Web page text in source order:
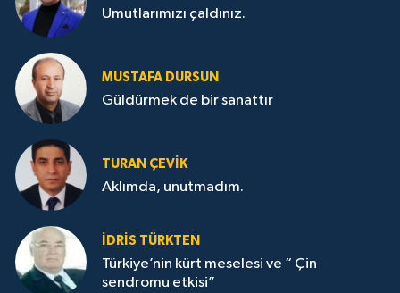
Umutlarımızı çaldınız.
MUSTAFA DURSUN
Güldürmek de bir sanattır
TURAN ÇEVİK
Aklımda, unutmadım.
İDRİS TÜRKTEN
Türkiye’nin kürt meselesi ve “ Çin
sendromu etkisi”